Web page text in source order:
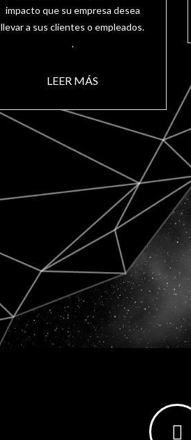
impacto que su empresa desea
llevar a sus clientes o empleados.
.
LEER MÁS